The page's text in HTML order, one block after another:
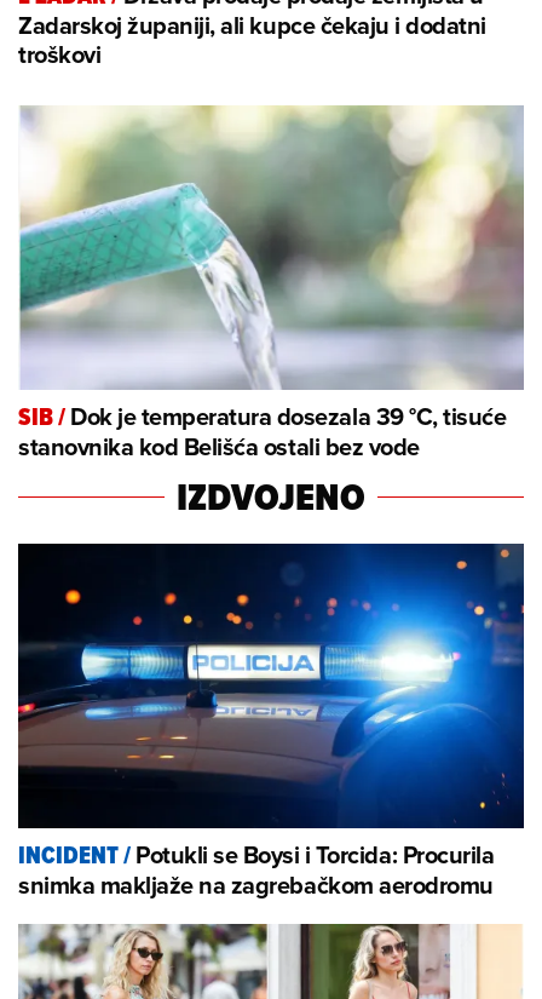
Zadarskoj županiji, ali kupce čekaju i dodatni
troškovi
SIB/Dok je temperatura dosezala 39 °C, tisuće
stanovnika kod Belišća ostali bez vode
IZDVOJENO
INCIDENT/Potukli se Boysi i Torcida: Procurila
snimka makljaže na zagrebačkom aerodromu